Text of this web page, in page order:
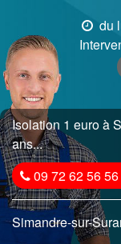
du
Isolation 1 euro à
ans...
09 72 62 56 56
Simandre-sur-